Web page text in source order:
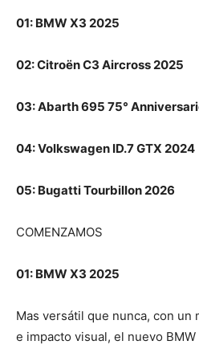
01: BMW X3 2025
02: Citroën C3 Aircross 2025
03: Abarth 695 75°
04: Volkswagen ID.7 GTX 2024
05: Bugatti Tourbillon 2026
COMENZAMOS
01: BMW X3 2025
Mas versátil que nunca, con
e impacto visual, el nuevo